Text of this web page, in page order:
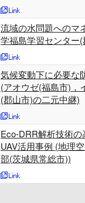
流域の水問題へのマ
学福島学習センター(
気候変動下に必要な
(アオウゼ(福島市)，
(郡山市)の二元中継)
Eco-DRR解析技術の
UAV活用事例 (地理
部(茨城県常総市))